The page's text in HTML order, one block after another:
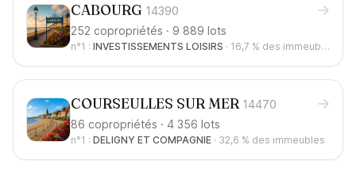
CABOURG 14390
252 copropriétés · 9 889 lots
n°1 : INVESTISSEMENTS LOISIRS · 16,7 % des immeubles
COURSEULLES SUR MER 14470
86 copropriétés · 4 356 lots
n°1 : DELIGNY ET COMPAGNIE · 32,6 % des immeubles